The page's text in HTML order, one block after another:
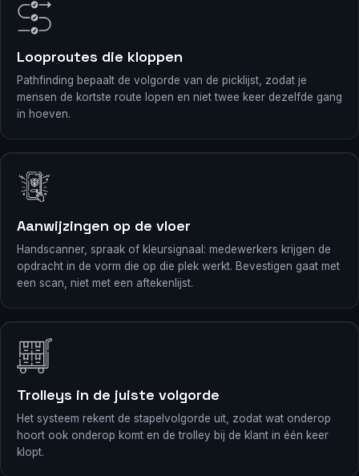
Looproutes die kloppen
Pathfinding bepaalt de volgorde van de picklijst, zodat je
mensen de kortste route lopen en niet twee keer dezelfde gang
in hoeven.
Aanwijzingen op de vloer
Handscanner, spraak of kleursignaal: medewerkers krijgen de
opdracht in de vorm die op die plek werkt. Bevestigen gaat met
een scan, niet met een aftekenlijst.
Trolleys in de juiste volgorde
Het systeem rekent de stapelvolgorde uit, zodat wat onderop
hoort ook onderop komt en de trolley bij de klant in één keer
klopt.